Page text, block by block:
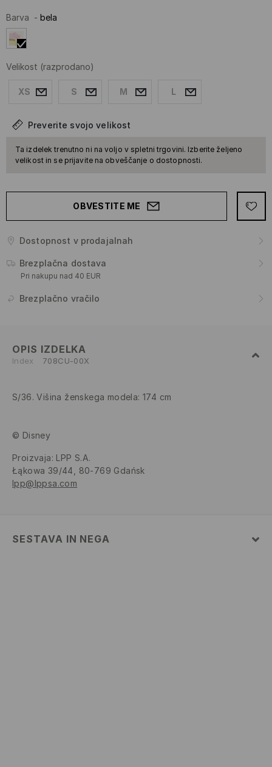
Barva - bela
Velikost (razprodano)
XS S M L
Preverite svojo velikost
Ta izdelek trenutno ni na voljo v spletni trgovini. Izberite željeno
velikost in se prijavite na obveščanje o dostopnosti.
OBVESTITE ME
Dostopnost v prodajalnah
Brezplačna dostava
Pri nakupu nad 40 EUR
Brezplačno vračilo
OPIS IZDELKA
Index 708CU-00X
S/36. Višina ženskega modela: 174 cm
© Disney
Proizvaja: LPP S.A.
Łąkowa 39/44, 80-769 Gdańsk
lpp@lppsa.com
SESTAVA IN NEGA